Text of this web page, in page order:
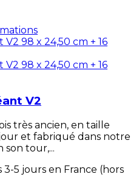
V2
très ancien, en taille
et fabriqué dans notre
son tour,...
3-5 jours en France (hors